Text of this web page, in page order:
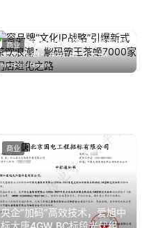
容品牌“文化IP战略”引爆新式
茶饮浪潮：解码霸王茶姬
7000家门店进化之路
2025年3月26日
商业
央企“加码”高效技术，爱旭中
商业